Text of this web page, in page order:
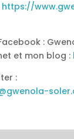
https://
:
et mon blog :
: